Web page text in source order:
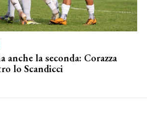
anche la seconda: Corazza
lo Scandicci